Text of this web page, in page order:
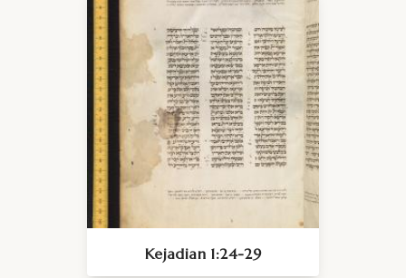
Kejadian 1:24-29